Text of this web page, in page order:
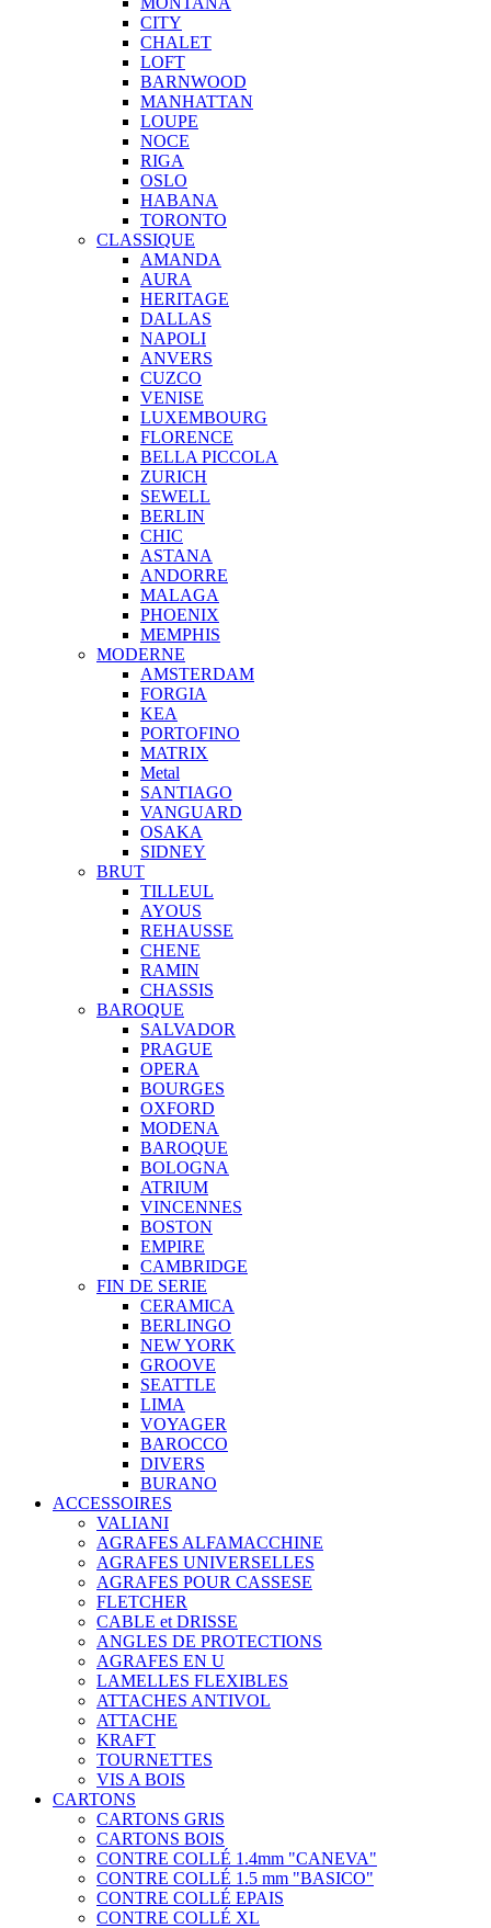
CITY
CHALET
LOFT
BARNWOOD
MANHATTAN
LOUPE
NOCE
RIGA
OSLO
HABANA
TORONTO
CLASSIQUE
AMANDA
AURA
HERITAGE
DALLAS
NAPOLI
ANVERS
CUZCO
VENISE
LUXEMBOURG
FLORENCE
BELLA PICCOLA
ZURICH
SEWELL
BERLIN
CHIC
ASTANA
ANDORRE
MALAGA
PHOENIX
MEMPHIS
MODERNE
AMSTERDAM
FORGIA
KEA
PORTOFINO
MATRIX
Metal
SANTIAGO
VANGUARD
OSAKA
SIDNEY
BRUT
TILLEUL
AYOUS
REHAUSSE
CHENE
RAMIN
CHASSIS
BAROQUE
SALVADOR
PRAGUE
OPERA
BOURGES
OXFORD
MODENA
BAROQUE
BOLOGNA
ATRIUM
VINCENNES
BOSTON
EMPIRE
CAMBRIDGE
FIN DE SERIE
CERAMICA
BERLINGO
NEW YORK
GROOVE
SEATTLE
LIMA
VOYAGER
BAROCCO
DIVERS
BURANO
ACCESSOIRES
VALIANI
AGRAFES ALFAMACCHINE
AGRAFES UNIVERSELLES
AGRAFES POUR CASSESE
FLETCHER
CABLE et DRISSE
ANGLES DE PROTECTIONS
AGRAFES EN U
LAMELLES FLEXIBLES
ATTACHES ANTIVOL
ATTACHE
KRAFT
TOURNETTES
VIS A BOIS
CARTONS
CARTONS GRIS
CARTONS BOIS
CONTRE COLLÉ 1.4mm "CANEVA"
CONTRE COLLÉ 1.5 mm "BASICO"
CONTRE COLLÉ EPAIS
CONTRE COLLÉ XL